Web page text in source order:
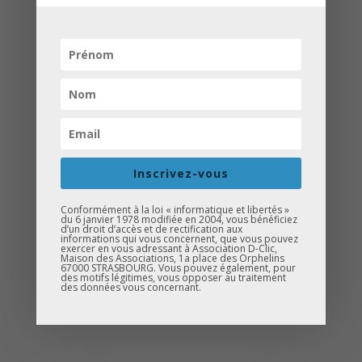
janvier :
4 et 18 février- 14h à 17h à la Maison
des Associations à Mulhouse ;
25 février – 14h à 17h la permanence
se tiendra au local du Grim’z.
N’hésitez pas à venir échanger avec
Inscrivez-vous
Conformément à la loi « informatique et libertés »
du 6 janvier 1978 modifiée en 2004, vous bénéficiez
d’un droit d’accès et de rectification aux
informations qui vous concernent, que vous pouvez
exercer en vous adressant à Association D-Clic,
Maison des Associations, 1a place des Orphelins
67000 STRASBOURG. Vous pouvez également, pour
des motifs légitimes, vous opposer au traitement
des données vous concernant.